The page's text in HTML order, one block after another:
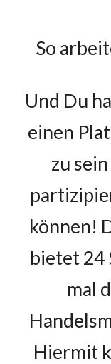
So
Und Du
einen
zu
können!
bietet 24
mal
Hiermit